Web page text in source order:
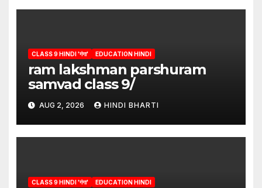
CLASS 9 HINDI 'गंगा' EDUCATION HINDI
ram lakshman parshuram
samvad class 9/
AUG 2, 2026 HINDI BHARTI
CLASS 9 HINDI 'गंगा' EDUCATION HINDI